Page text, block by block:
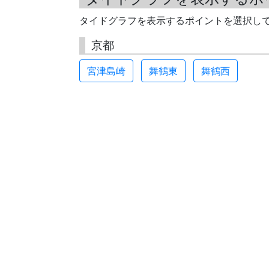
タイドグラフを表示するポイントを選択し
京都
宮津島崎 舞鶴東 舞鶴西